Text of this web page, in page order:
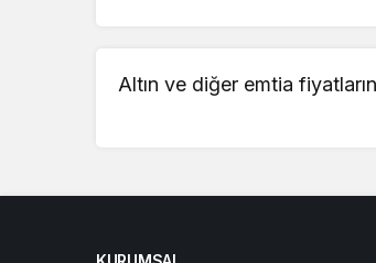
Altın ve diğer emtia